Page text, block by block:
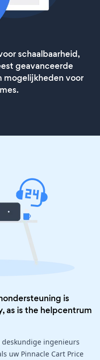
schaalbaarheid,
geavanceerde
mogelijkheden voor
is
as is the helpcentrum
deskundige ingenieurs
uw Pinnacle Cart Price